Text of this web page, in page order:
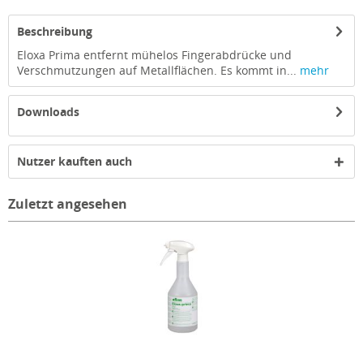
Beschreibung
Eloxa Prima entfernt mühelos Fingerabdrücke und
Verschmutzungen auf Metallflächen. Es kommt in... mehr
Downloads
Nutzer kauften auch
Zuletzt angesehen